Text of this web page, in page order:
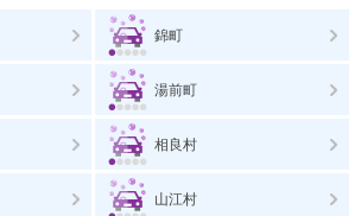
錦町
湯前町
相良村
山江村